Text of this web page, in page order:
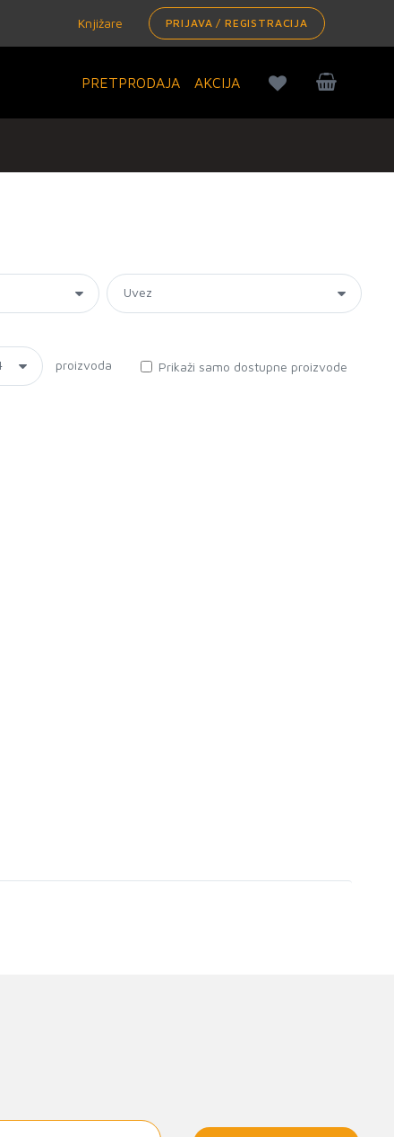
Knjižare PRIJAVA / REGISTRACIJA
PRETPRODAJA AKCIJA
proizvoda Prikaži samo dostupne proizvode